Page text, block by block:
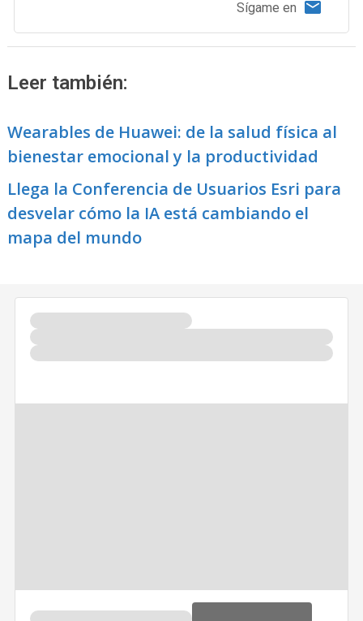
Sígame en
Leer también:
Wearables de Huawei: de la salud física al
bienestar emocional y la productividad
Llega la Conferencia de Usuarios Esri para
desvelar cómo la IA está cambiando el
mapa del mundo